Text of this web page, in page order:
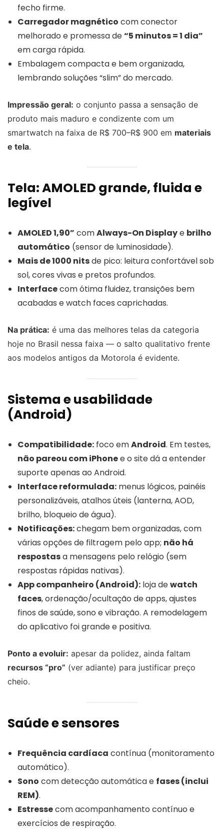
fecho firme.
Carregador magnético com conector
melhorado e promessa de“5 minutos = 1 dia”
em carga rápida.
Embalagem compacta e bem organizada,
lembrando soluções “slim” do mercado.
Impressão geral: o conjunto passa a sensação de
produto mais maduro e condizente com um
smartwatch na faixa de R$ 700–R$ 900 em materiais
e tela.
Tela: AMOLED grande, fluida e
legível
AMOLED 1,90” comAlways-On Displaye brilho
automático (sensor de luminosidade).
Mais de 1000 nitsde pico: leitura confortável sob
sol, cores vivas e pretos profundos.
Interfacecom ótima fluidez, transições bem
acabadas e watch faces caprichadas.
Na prática: é uma das melhores telas da categoria
hoje no Brasil nessa faixa — o salto qualitativo frente
aos modelos antigos da Motorola é evidente.
Sistema e usabilidade
(Android)
Compatibilidade: foco emAndroid. Em testes,
não pareou com iPhonee o site dá a entender
suporte apenas ao Android.
Interface reformulada: menus lógicos, painéis
personalizáveis, atalhos úteis (lanterna, AOD,
brilho, bloqueio de água).
Notificações:chegam bem organizadas, com
várias opções de filtragem pelo app; não há
respostasa mensagens pelo relógio (sem
respostas rápidas nativas).
App companheiro (Android): loja dewatch
faces, ordenação/ocultação de apps, ajustes
finos de saúde, sono e vibração. A remodelagem
do aplicativo foi grande e positiva.
Ponto a evoluir: apesar da polidez, ainda faltam
recursos “pro” (ver adiante) para justificar preço
cheio.
Saúde e sensores
Frequência cardíaca contínua (monitoramento
automático).
Sono com detecção automática e fases (inclui
REM).
Estressecom acompanhamento contínuo e
exercícios de respiração.